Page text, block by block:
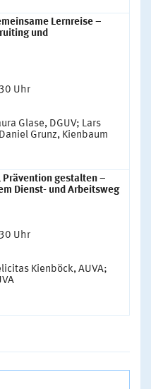
Lernreise –
und
Uhr
Glase, DGUV; Lars
Grunz, Kienbaum
gestalten –
Dienst- und Arbeitsweg
Uhr
Kienböck, AUVA;